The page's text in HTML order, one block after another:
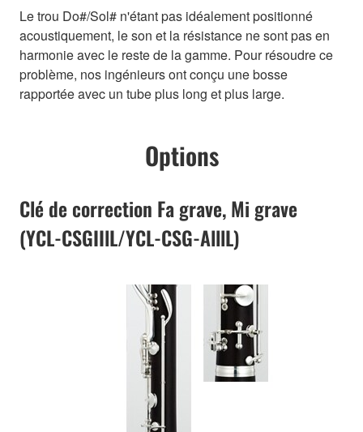
Le trou Do#/Sol# n'étant pas idéalement positionné
acoustiquement, le son et la résistance ne sont pas en
harmonie avec le reste de la gamme. Pour résoudre ce
problème, nos ingénieurs ont conçu une bosse
rapportée avec un tube plus long et plus large.
Options
Clé de correction Fa grave, Mi grave
(YCL-CSGIIlL/YCL-CSG-AlllL)